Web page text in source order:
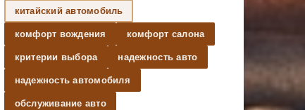
китайский автомобиль
комфорт вождения комфорт салона
критерии выбора надежность авто
надежность автомобиля
обслуживание авто